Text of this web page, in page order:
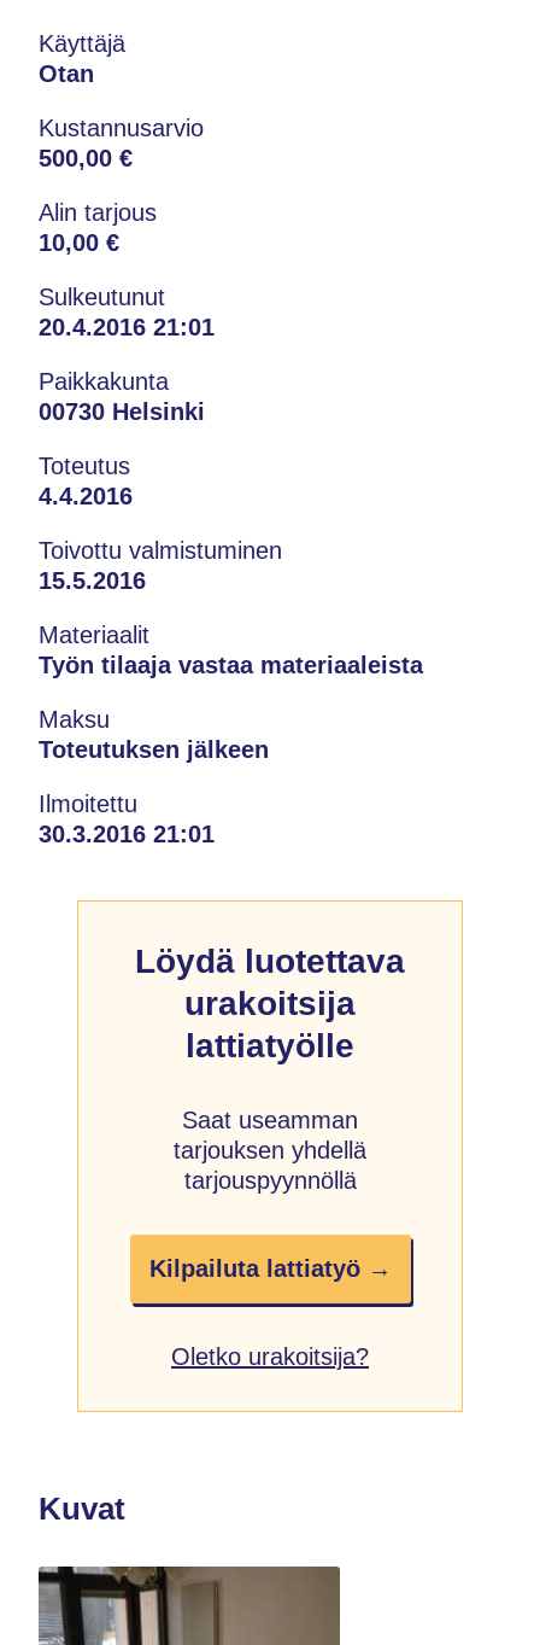
Käyttäjä
Otan
Kustannusarvio
500,00 €
Alin tarjous
10,00 €
Sulkeutunut
20.4.2016 21:01
Paikkakunta
00730 Helsinki
Toteutus
4.4.2016
Toivottu valmistuminen
15.5.2016
Materiaalit
Työn tilaaja vastaa materiaaleista
Maksu
Toteutuksen jälkeen
Ilmoitettu
30.3.2016 21:01
Löydä luotettava
urakoitsija
lattiatyölle
Saat useamman
tarjouksen yhdellä
tarjouspyynnöllä
Kilpailuta lattiatyö →
Oletko urakoitsija?
Kuvat